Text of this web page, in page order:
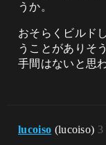
うか。
おそらくビルド
うことがありそ
手間はないと思
lucoiso (lucoiso) 3